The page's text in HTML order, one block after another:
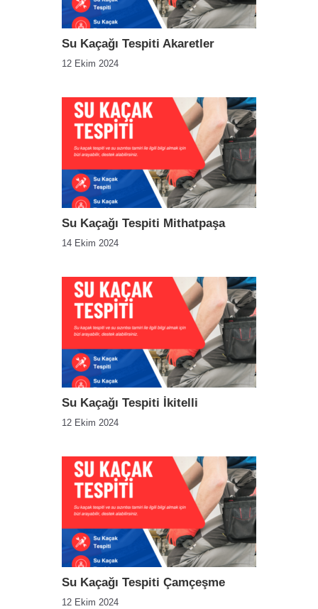
Su Kaçağı Tespiti Akaretler
12 Ekim 2024
Su Kaçağı Tespiti Mithatpaşa
14 Ekim 2024
Su Kaçağı Tespiti İkitelli
12 Ekim 2024
Su Kaçağı Tespiti Çamçeşme
12 Ekim 2024